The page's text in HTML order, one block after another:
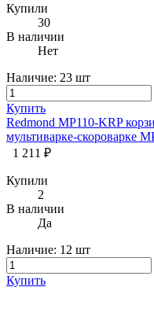
Купили
30
В наличии
Нет
Наличие: 23 шт
Купить
Redmond MP110-KRP
мультиварке-скороварке
1 211 ₽
Купили
2
В наличии
Да
Наличие: 12 шт
Купить